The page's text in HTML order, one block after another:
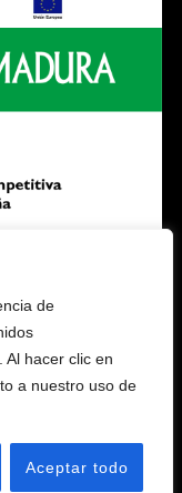
de
Al hacer clic en
a nuestro uso de
Aceptar todo